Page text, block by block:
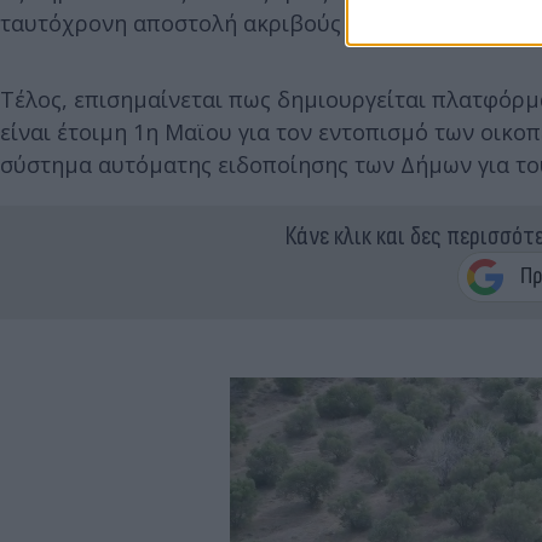
ταυτόχρονη αποστολή ακριβούς τοποθεσίας που
Τέλος, επισημαίνεται πως δημιουργείται
είναι έτοιμη 1η Μαϊου για τον εντοπισμό των
σύστημα αυτόματης ειδοποίησης των Δήμων για
Κάνε κλικ και δες